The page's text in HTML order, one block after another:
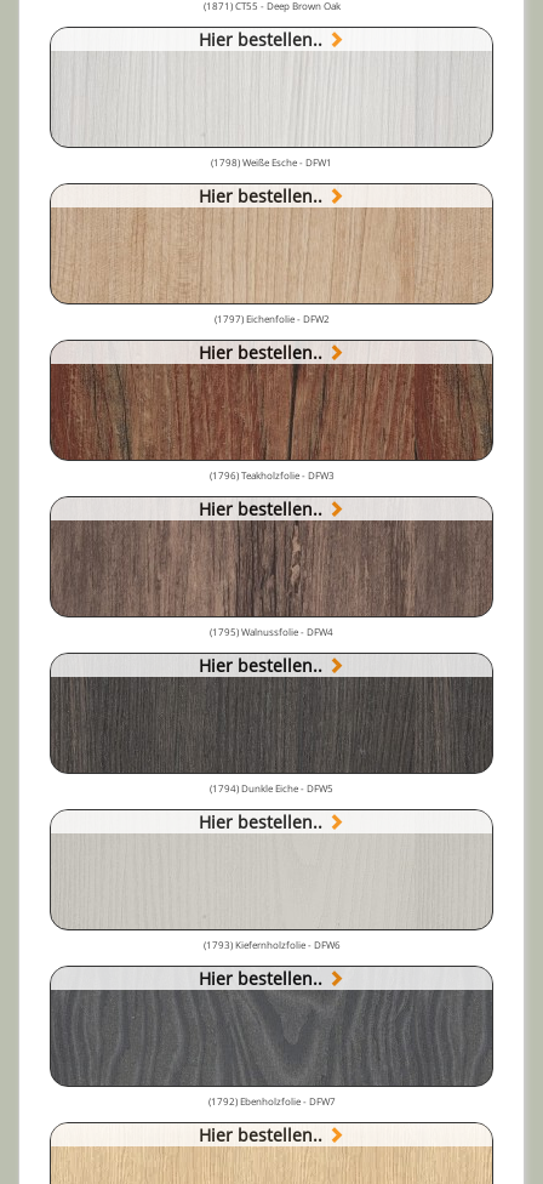
(1871) CT55 - Deep Brown Oak
Hier bestellen..
(1798) Weiße Esche - DFW1
Hier bestellen..
(1797) Eichenfolie - DFW2
Hier bestellen..
(1796) Teakholzfolie - DFW3
Hier bestellen..
(1795) Walnussfolie - DFW4
Hier bestellen..
(1794) Dunkle Eiche - DFW5
Hier bestellen..
(1793) Kiefernholzfolie - DFW6
Hier bestellen..
(1792) Ebenholzfolie - DFW7
Hier bestellen..